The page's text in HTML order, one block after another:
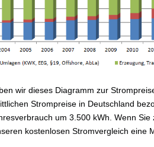
wir dieses Diagramm zur
Strompreise in Deutschland
um 3.500 kWh. Wenn
kostenlosen Stromvergleich eine